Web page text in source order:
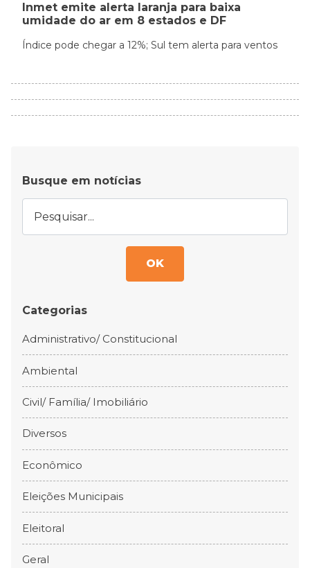
Inmet emite alerta laranja para baixa
umidade do ar em 8 estados e DF
Índice pode chegar a 12%; Sul tem alerta para ventos
Busque em notícias
OK
Categorias
Administrativo/ Constitucional
Ambiental
Civil/ Família/ Imobiliário
Diversos
Econômico
Eleições Municipais
Eleitoral
Geral